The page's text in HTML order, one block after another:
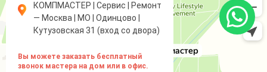
КОМПМАСТЕР | Сервис | Ремонт
— Москва | МО | Одинцово |
Кутузовская 31 (вход со двора)
Вы можете заказать бесплатный
звонок мастера на дом или в офис.